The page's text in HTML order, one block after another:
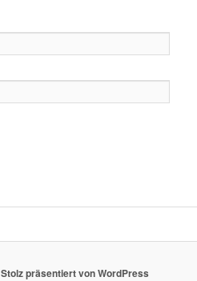
Stolz präsentiert von WordPress